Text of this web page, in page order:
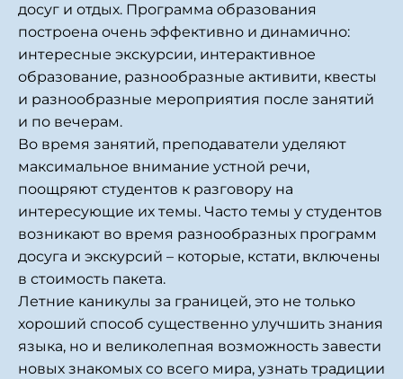
досуг и отдых. Программа образования
построена очень эффективно и динамично:
интересные экскурсии, интерактивное
образование, разнообразные активити, квесты
и разнообразные мероприятия после занятий
и по вечерам.
Во время занятий, преподаватели уделяют
максимальное внимание устной речи,
поощряют студентов к разговору на
интересующие их темы. Часто темы у студентов
возникают во время разнообразных программ
досуга и экскурсий – которые, кстати, включены
в стоимость пакета.
Летние каникулы за границей, это не только
хороший способ существенно улучшить знания
языка, но и великолепная возможность завести
новых знакомых со всего мира, узнать традиции